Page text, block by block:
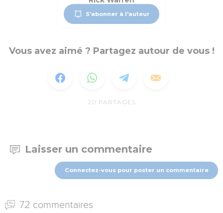
S'abonner à l'auteur
Vous avez aimé ? Partagez autour de vous !
20 PARTAGES
Laisser un commentaire
Connectez-vous pour poster un commentaire
72 commentaires